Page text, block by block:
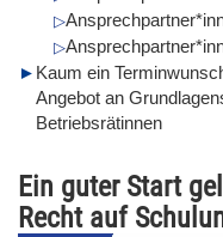
Kaum ein
Angebot an
Betriebsrätinnen
Ein guter Start
Recht auf